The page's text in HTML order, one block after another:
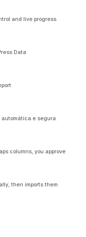
and live progress
Data
e segura.
columns, you approve
then imports them